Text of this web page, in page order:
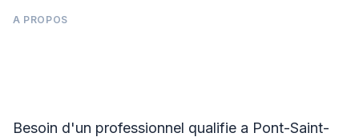
A PROPOS
Besoin d'un professionnel qualifie a Pont-Saint-